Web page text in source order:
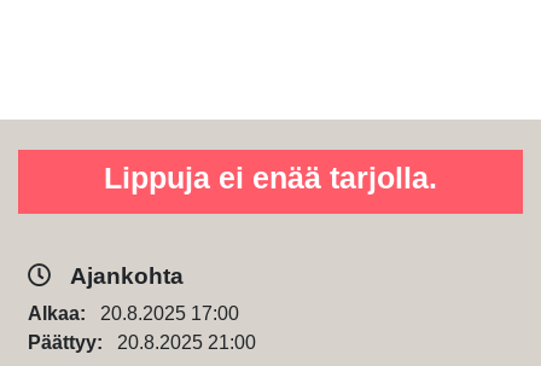
Lippuja ei enää tarjolla.
Ajankohta
Alkaa: 20.8.2025 17:00
Päättyy: 20.8.2025 21:00